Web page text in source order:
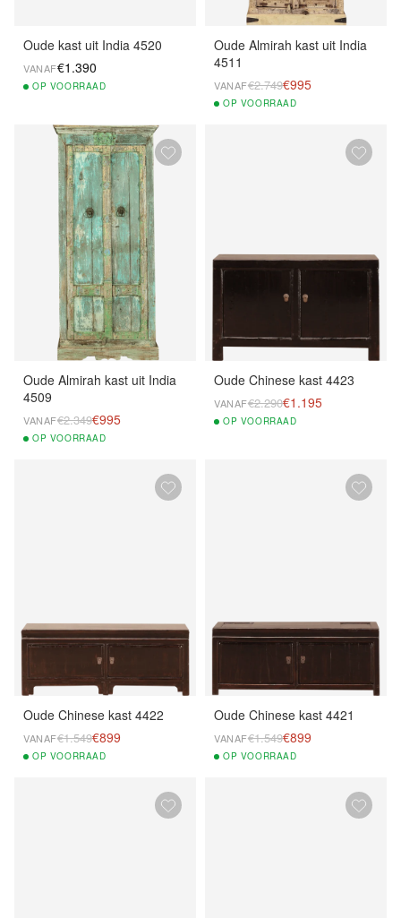
Oude kast uit India 4520
VANAF€1.390
OP VOORRAAD
Oude Almirah kast uit India
4511
VANAF€2.749€995
OP VOORRAAD
Oude Almirah kast uit India
4509
VANAF€2.349€995
OP VOORRAAD
Oude Chinese kast 4423
VANAF€2.290€1.195
OP VOORRAAD
Oude Chinese kast 4422
VANAF€1.549€899
OP VOORRAAD
Oude Chinese kast 4421
VANAF€1.549€899
OP VOORRAAD